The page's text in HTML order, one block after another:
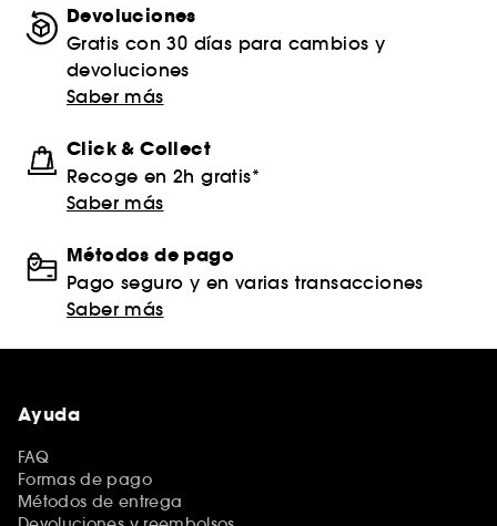
Devoluciones
Gratis con 30 días para cambios y
devoluciones
Saber más
Click & Collect
Recoge en 2h gratis*
Saber más
Métodos de pago
Pago seguro y en varias transacciones
Saber más
Ayuda
FAQ
Formas de pago
Métodos de entrega